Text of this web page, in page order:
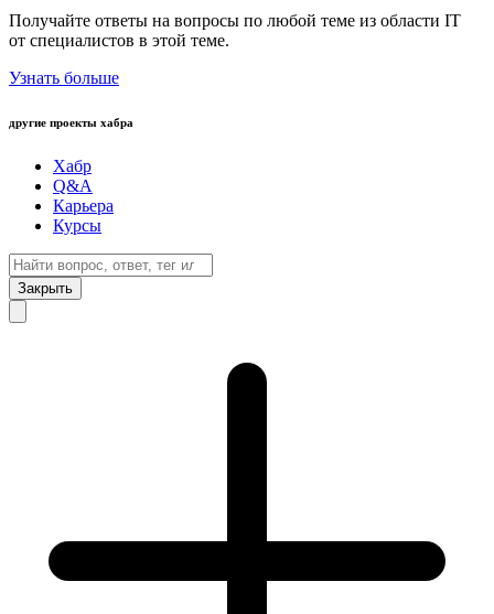
Получайте ответы на вопросы по любой теме из области IT
от специалистов в этой теме.
Узнать больше
другие проекты хабра
Хабр
Q&A
Карьера
Курсы
Закрыть